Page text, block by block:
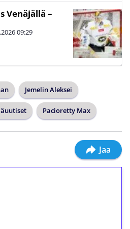
Venäjällä –
09:29
Jemelin Aleksei
Pacioretty Max
Jaa